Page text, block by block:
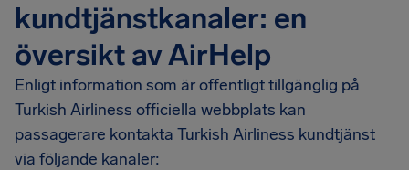
kundtjänstkanaler: en
översikt av AirHelp
Enligt information som är offentligt tillgänglig på
Turkish Airliness officiella webbplats kan
passagerare kontakta Turkish Airliness kundtjänst
via följande kanaler: